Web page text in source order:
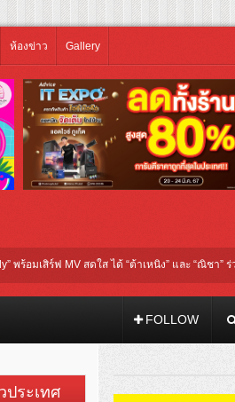
ห้องข่าว Gallery
MV สดใส ได้ “ต้าเหนิง” และ “ณิชา” ร่วมเติมสีสัน
FOLLOW
ประเทศ